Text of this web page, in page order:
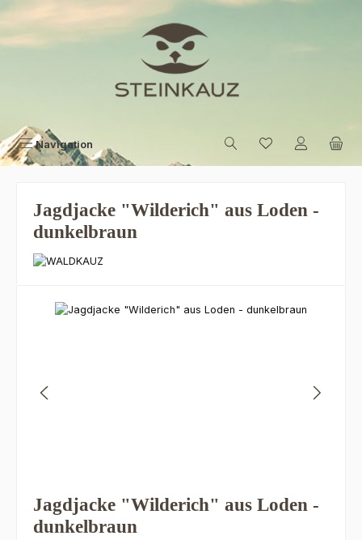
Zum Hauptinhalt springen
Navigation
Jagdjacke "Wilderich" aus Loden -
dunkelbraun
Bildergalerie überspringen
Jagdjacke "Wilderich" aus Loden -
dunkelbraun